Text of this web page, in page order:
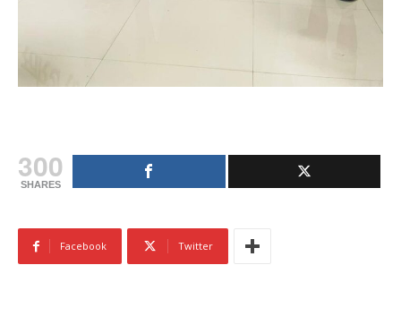
300
SHARES
Facebook Twitter